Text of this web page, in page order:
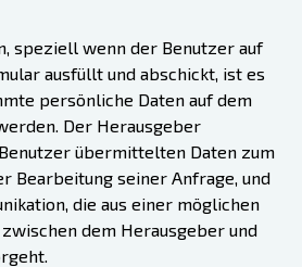
speziell wenn der Benutzer auf
ausfüllt und abschickt, ist es
persönliche Daten auf dem
Der Herausgeber
übermittelten Daten zum
Bearbeitung seiner Anfrage, und
die aus einer möglichen
dem Herausgeber und